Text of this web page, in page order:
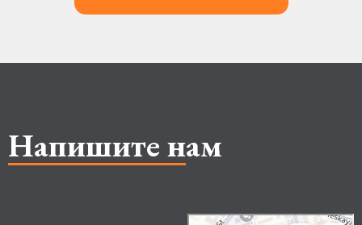
Напишите нам
Makhachkala